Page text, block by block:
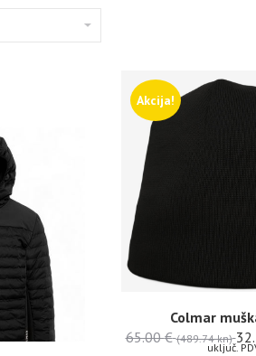
Akcija!
Colmar
65.00€ (489.74 kn)
uključ.